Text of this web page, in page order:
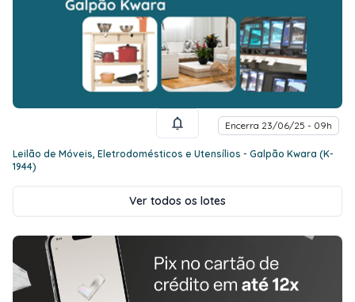
Encerra 23/06/25 - 09h
Leilão de Móveis, Eletrodomésticos e Utensílios - Galpão Kwara (K-
1944)
Ver todos os lotes